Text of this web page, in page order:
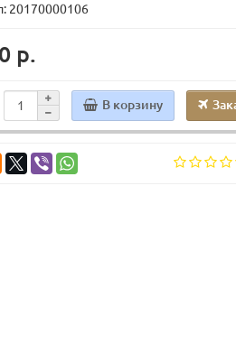
20170000106
р.
В корзину